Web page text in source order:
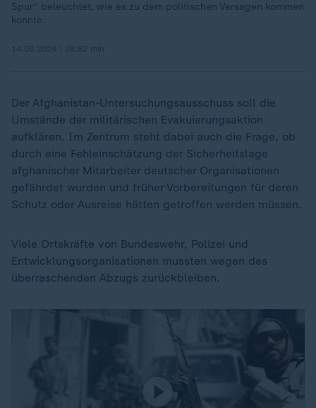
Spur" beleuchtet, wie es zu dem politischen Versagen kommen
konnte.
Der Afghanistan-Untersuchungsausschuss soll die
Umstände der militärischen Evakuierungsaktion
aufklären. Im Zentrum steht dabei auch die Frage, ob
durch eine Fehleinschätzung der Sicherheitslage
afghanischer Mitarbeiter deutscher Organisationen
gefährdet wurden und früher Vorbereitungen für deren
Schutz oder Ausreise hätten getroffen werden müssen.
Viele Ortskräfte von Bundeswehr, Polizei und
Entwicklungsorganisationen mussten wegen des
überraschenden Abzugs zurückbleiben.